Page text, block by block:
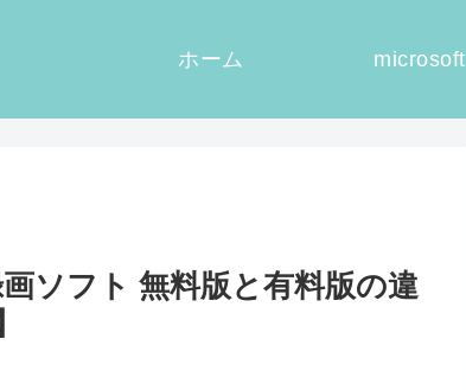
ホーム microsoft
ソフト 無料版と有料版の違